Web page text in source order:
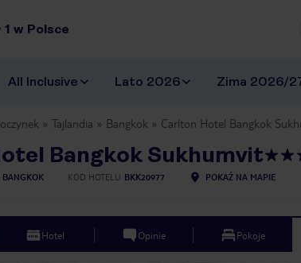
1 w Polsce
All Inclusive Lato 2026 Zima 2026/
Tajlandia Bangkok Carlton Hotel Bangkok
Bangkok Sukhumvit
BANGKOK KOD HOTELU BKK20977 POKAŻ NA MAPIE
Hotel Opinie Pokoje